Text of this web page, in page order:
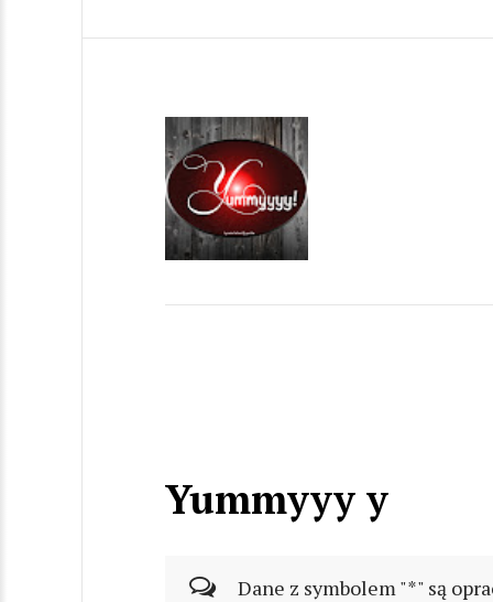
Yummyyy y
Dane z symbolem "*" są